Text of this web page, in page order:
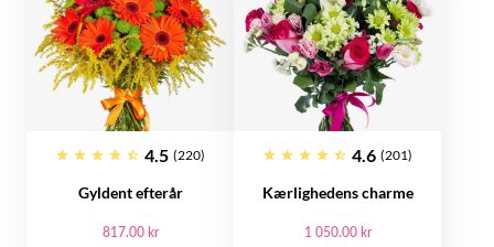
4.5 (220)
Gyldent efterår
817.00 kr
4.6 (201)
Kærlighedens charme
1 050.00 kr